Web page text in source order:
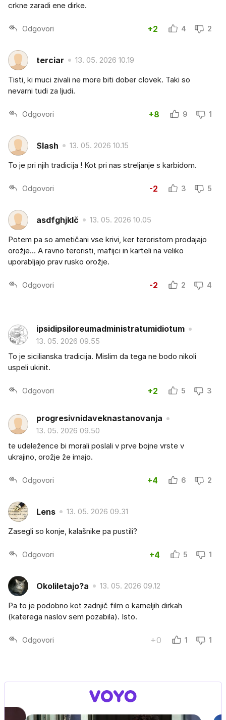
crkne zaradi ene dirke.
Odgovori +2 4 2
terciar 13. 05. 2026 10.19
Tisti, ki muci zivali ne more biti dober clovek. Taki so
nevarni tudi za ljudi.
Odgovori +8 9 1
Slash 13. 05. 2026 10.15
To je pri njih tradicija ! Kot pri nas streljanje s karbidom.
Odgovori -2 3 5
asdfghjklč 13. 05. 2026 10.05
Potem pa so ametičani vse krivi, ker teroristom prodajajo
orožje... A ravno teroristi, mafijci in karteli na veliko
uporabljajo prav rusko orožje.
Odgovori -2 2 4
ipsidipsiloreumadministratumidiotum
13. 05. 2026 09.55
To je sicilianska tradicija. Mislim da tega ne bodo nikoli
uspeli ukinit.
Odgovori +2 5 3
progresivnidaveknastanovanja
13. 05. 2026 09.50
te udeležence bi morali poslali v prve bojne vrste v
ukrajino, orožje že imajo.
Odgovori +4 6 2
Lens 13. 05. 2026 09.31
Zasegli so konje, kalašnike pa pustili?
Odgovori +4 5 1
Okoliletajo?a 13. 05. 2026 09.12
Pa to je podobno kot zadnjič film o kameljih dirkah
(katerega naslov sem pozabila). Isto.
Odgovori +0 1 1